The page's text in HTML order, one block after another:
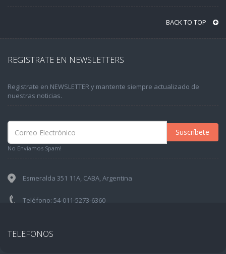
BACK TO TOP
REGISTRATE EN NEWSLETTERS
Registrate en NEWSLETTER y mantente siempre actualizado de
nuestras noticias.
Suscríbete
No Enviamos Spam!
Esmeralda 351 11A, CABA, Argentina
Teléfono: 54-011-5273-6360
TELEFONOS